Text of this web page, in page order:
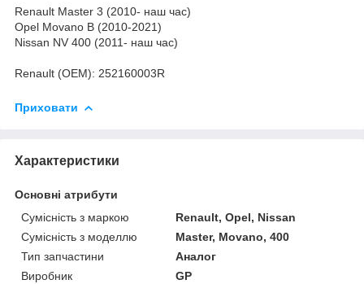
Renault Master 3 (2010- наш час)
Opel Movano B (2010-2021)
Nissan NV 400 (2011- наш час)
Renault (OEM): 252160003R
Приховати
Характеристики
Основні атрибути
Сумісність з маркою
Renault, Opel, Nissan
Сумісність з моделлю
Master, Movano, 400
Тип запчастини
Аналог
Виробник
GP